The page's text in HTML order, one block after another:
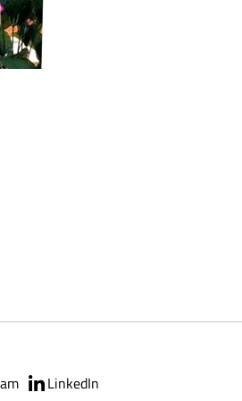
LinkedIn